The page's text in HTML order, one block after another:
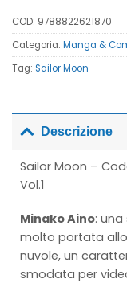
COD: 9788822621870
Categoria: Manga &
Tag: Sailor Moon
Descrizione
Sailor Moon –
Vol.1
Minako Aino:
molto portata
nuvole, un
smodata per